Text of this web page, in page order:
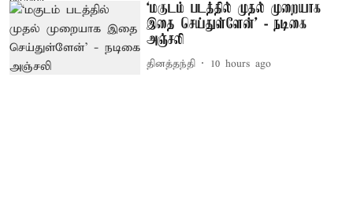
‘மகுடம் படத்தில் முதல் முறையாக
இதை செய்துள்ளேன்’ - நடிகை
அஞ்சலி
தினத்தந்தி 10 hours ago